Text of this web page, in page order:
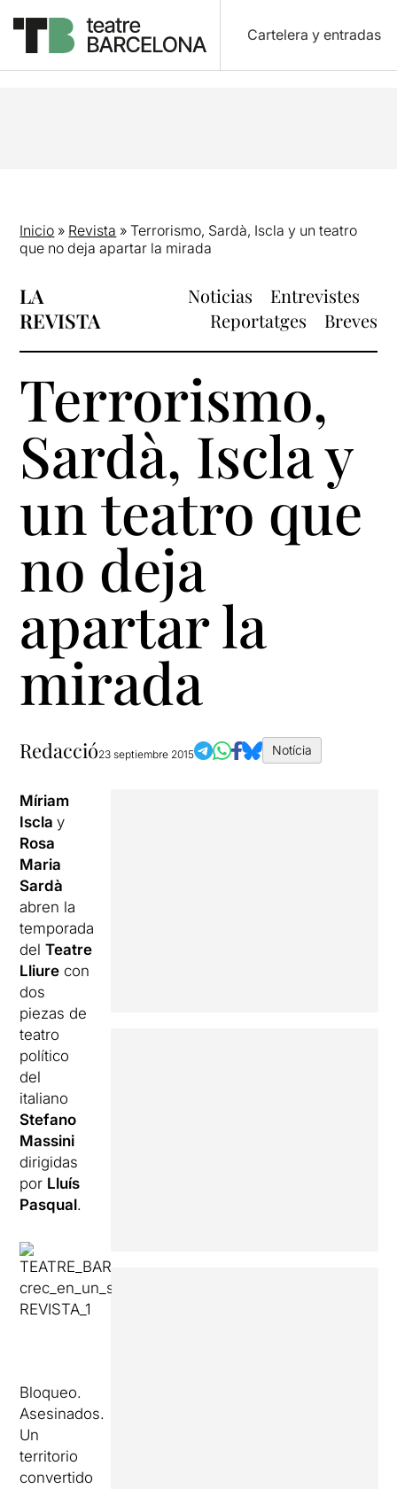
Cartelera y entradas
Inicio » Revista »Terrorismo, Sardà, Iscla y un teatro
que no deja apartar la mirada
LA
REVISTA
Noticias
Entrevistes
Reportatges
Breves
Terrorismo,
Sardà, Iscla y
un teatro que
no deja
apartar la
mirada
Redacció23 septiembre 2015 Notícia
Míriam
Isclay
Rosa
Maria
Sardà
abren la
temporada
delTeatre
Lliure con
dos
piezas de
teatro
político
del
italiano
Stefano
Massini
dirigidas
por Lluís
Pasqual.
Bloqueo.
Asesinados.
Un
territorio
convertido